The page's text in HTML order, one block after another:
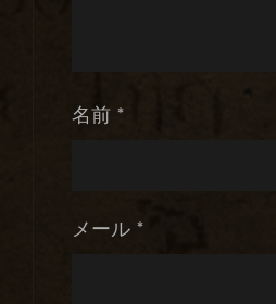
名前 *
メール *